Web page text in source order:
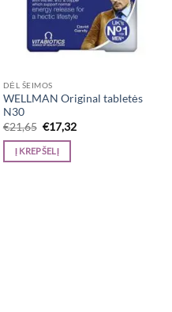
DĖL ŠEIMOS
WELLMAN Original tabletės
N30
€21,65 Original
price
was:
€21,65.
€17,32Current
Į KREPŠELĮ